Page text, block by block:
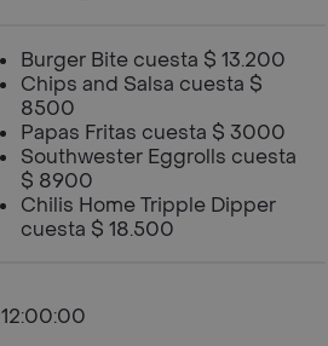
Burger Bite cuesta $ 13.200
Chips and Salsa cuesta $
8500
Papas Fritas cuesta $ 3000
Southwester Eggrolls cuesta
$ 8900
Chilis Home Tripple Dipper
cuesta $ 18.500
12:00:00